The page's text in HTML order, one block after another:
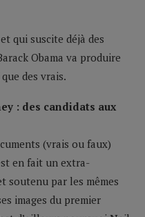
qui suscite déjà des
Obama va produire
des vrais.
: des candidats aux
(vrais ou faux)
en fait un extra-
soutenu par les mêmes
images du premier